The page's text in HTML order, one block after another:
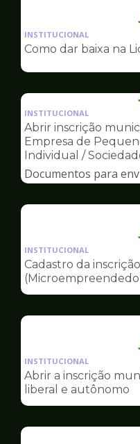
INSTITUCIONAL
Como dar baixa na
INSTITUCIONAL
Abrir inscrição
Empresa de
Individual /
Documentos para
INSTITUCIONAL
Cadastro da
INSTITUCIONAL
Abrir a inscrição
liberal e autônomo